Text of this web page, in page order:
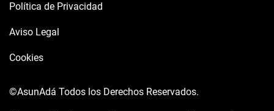
Política de Privacidad
Aviso Legal
Cookies
©AsunAdá Todos los Derechos Reservados.